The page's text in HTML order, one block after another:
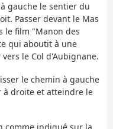
gauche le sentier du
Passer devant le Mas
le film "Manon des
qui aboutit à une
le Col d'Aubignane.
le chemin à gauche
à droite et atteindre le